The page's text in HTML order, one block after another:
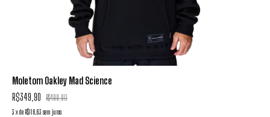
Moletom Oakley Mad Science
R$349,90 R$499,90
3 xde R$116,63 sem juros